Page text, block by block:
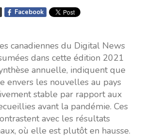
Facebook
canadiennes du Digital News
dans cette édition 2021
annuelle, indiquent que
envers les nouvelles au pays
stable par rapport aux
avant la pandémie. Ces
avec les résultats
où elle est plutôt en hausse.